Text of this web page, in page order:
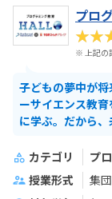
プロ
※ 上記の
子どもの夢中が
ーサイエンス教育
に学ぶ。だから、
カテゴリ
プ
授業形式
集